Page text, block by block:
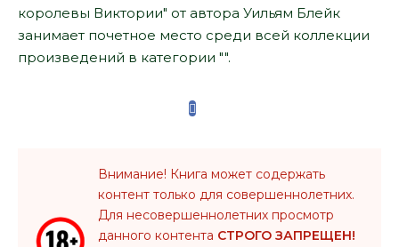
королевы Виктории" от автора Уильям Блейк
занимает почетное место среди всей коллекции
произведений в категории "".
Внимание! Книга может содержать
контент только для совершеннолетних.
Для несовершеннолетних просмотр
данного контента СТРОГО ЗАПРЕЩЕН!